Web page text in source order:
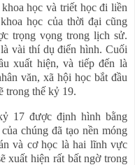
học và triết học đi liền
học của thời đại cũng
trọng vọng trong lịch sử.
vài thí dụ điển hình. Cuối
xuất hiện, và tiếp đến là
văn, xã hội học bắt đầu
trong thế kỷ 19.
17 được định hình bằng
chúng đã tạo nền móng
và cơ học là hai lĩnh vực
xuất hiện rất bất ngờ trong